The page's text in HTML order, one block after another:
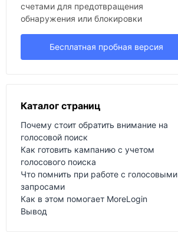
счетами для предотвращения
обнаружения или блокировки
Бесплатная пробная версия
Каталог страниц
Почему стоит обратить внимание на
голосовой поиск
Как готовить кампанию с учетом
голосового поиска
Что помнить при работе с голосовыми
запросами
Как в этом помогает MoreLogin
Вывод